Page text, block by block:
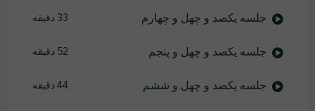
جلسه یکصد و چهل و چهارم 33 دقیقه
جلسه یکصد و چهل و پنجم 52 دقیقه
جلسه یکصد و چهل و ششم 44 دقیقه